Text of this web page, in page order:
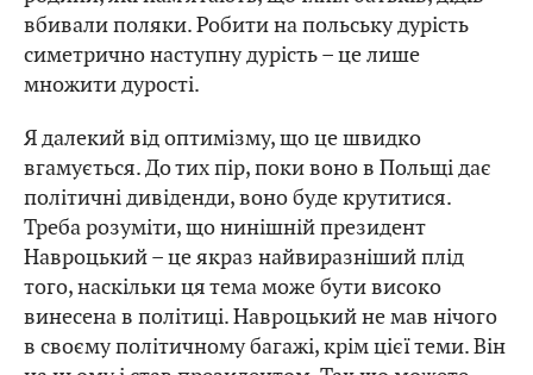
вбивали поляки. Робити на польську дурість
симетрично наступну дурість – це лише
множити дурості.
Я далекий від оптимізму, що це швидко
вгамується. До тих пір, поки воно в Польщі дає
політичні дивіденди, воно буде крутитися.
Треба розуміти, що нинішній президент
Навроцький – це якраз найвиразніший плід
того, наскільки ця тема може бути високо
винесена в політиці. Навроцький не мав нічого
в своєму політичному багажі, крім цієї теми. Він